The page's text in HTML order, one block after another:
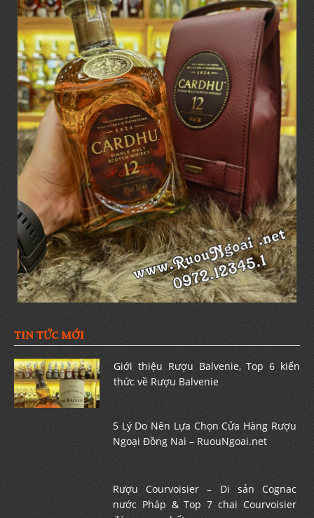
TIN TỨC MỚI
Giới thiệu Rượu Balvenie, Top 6 kiến
thức về Rượu Balvenie
5 Lý Do Nên Lựa Chọn Cửa Hàng Rượu
Ngoại Đồng Nai – RuouNgoai.net
Rượu Courvoisier – Di sản Cognac
nước Pháp & Top 7 chai Courvoisier